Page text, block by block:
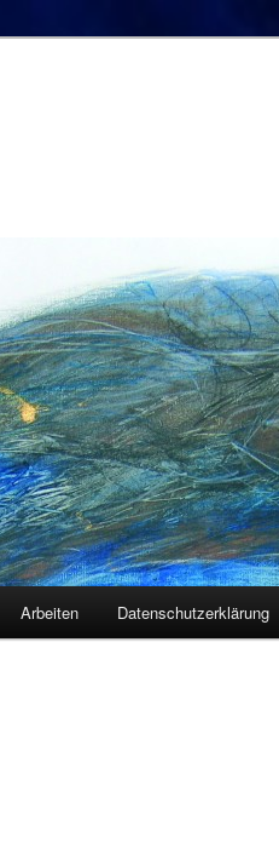
Arbeiten Datenschutzerklärung